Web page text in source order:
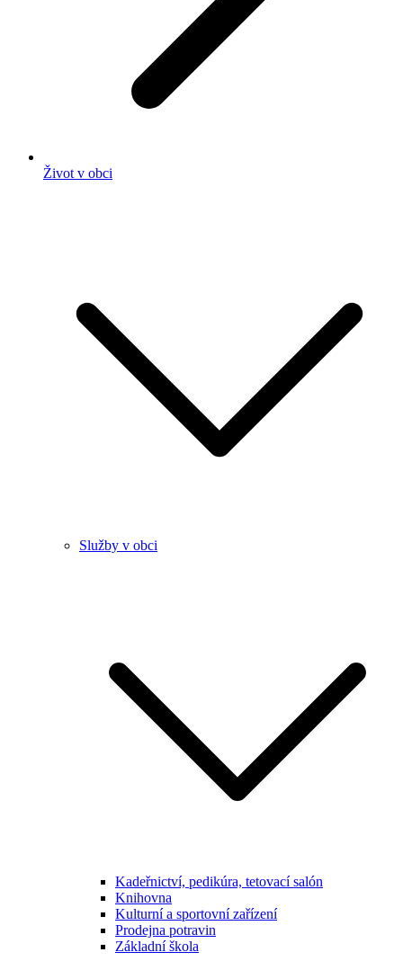
Život v obci
Služby v obci
Kadeřnictví, pedikúra, tetovací salón
Knihovna
Kulturní a sportovní zařízení
Prodejna potravin
Základní škola